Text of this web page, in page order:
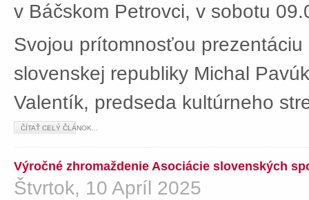
v Báčskom Petrovci, v sobotu
Svojou prítomnosťou
slovenskej republiky Michal
Valentík, predseda kultúrneho
ČÍTAŤ CELÝ ČLÁNOK...
Výročné zhromaždenie Asociácie slovenských
Štvrtok, 10 Apríl 2025